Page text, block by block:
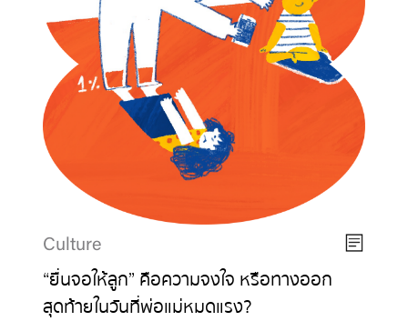
Culture
“ยื่นจอให้ลูก” คือความจงใจ หรือทางออก
สุดท้ายในวันที่พ่อแม่หมดแรง?